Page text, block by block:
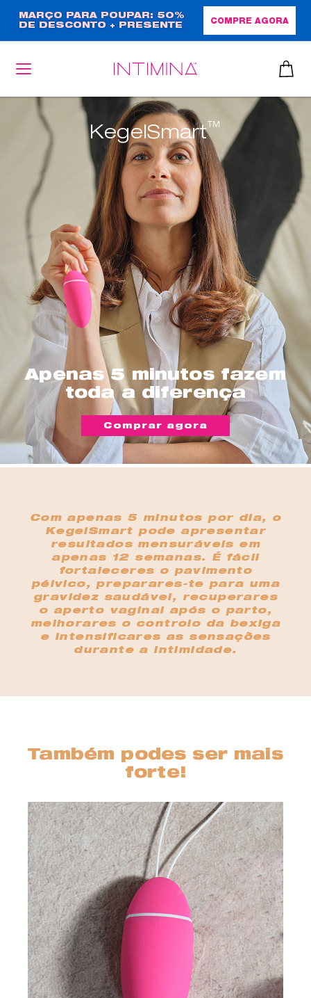
para
o
conteúdo
principal
MARÇO PARA POUPAR: 50%
DE DESCONTO + PRESENTE
COMPRE AGORA
Apenas 5 minutos fazem
toda a diferença
KegelSmart™
Comprar agora
Com apenas 5 minutos por dia, o
KegelSmart pode apresentar
resultados mensuráveis em
apenas 12 semanas. É fácil
fortaleceres o pavimento
pélvico, preparares-te para uma
gravidez saudável, recuperares
o aperto vaginal após o parto,
melhorares o controlo da bexiga
e intensificares as sensações
durante a intimidade.
Também podes ser mais
forte!